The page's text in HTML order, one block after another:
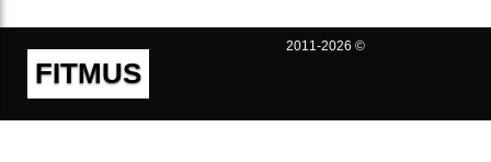
FITMUS
2011-2026 ©